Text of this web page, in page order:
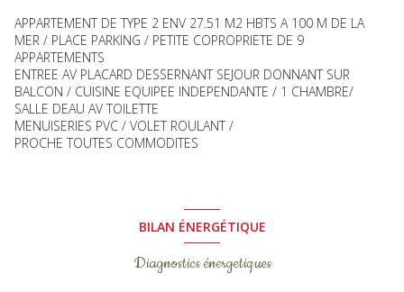
APPARTEMENT DE TYPE 2 ENV 27.51 M2 HBTS A 100 M DE LA
MER / PLACE PARKING / PETITE COPROPRIETE DE 9
APPARTEMENTS
ENTREE AV PLACARD DESSERNANT SEJOUR DONNANT SUR
BALCON / CUISINE EQUIPEE INDEPENDANTE / 1 CHAMBRE/
SALLE DEAU AV TOILETTE
MENUISERIES PVC / VOLET ROULANT /
PROCHE TOUTES COMMODITES
BILAN ÉNERGÉTIQUE
Diagnostics énergetiques